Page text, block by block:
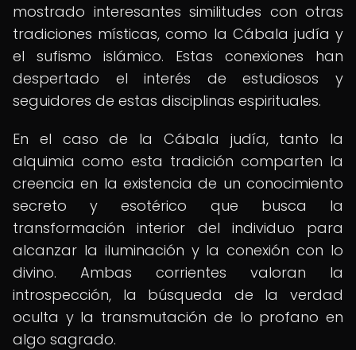
mostrado interesantes similitudes con otras
tradiciones místicas, como la Cábala judía y
el sufismo islámico. Estas conexiones han
despertado el interés de estudiosos y
seguidores de estas disciplinas espirituales.
En el caso de la Cábala judía, tanto la
alquimia como esta tradición comparten la
creencia en la existencia de un conocimiento
secreto y esotérico que busca la
transformación interior del individuo para
alcanzar la iluminación y la conexión con lo
divino. Ambas corrientes valoran la
introspección, la búsqueda de la verdad
oculta y la transmutación de lo profano en
algo sagrado.